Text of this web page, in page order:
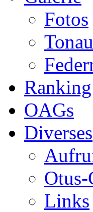
Fotos
Ranking
OAGs
Diverses
Links